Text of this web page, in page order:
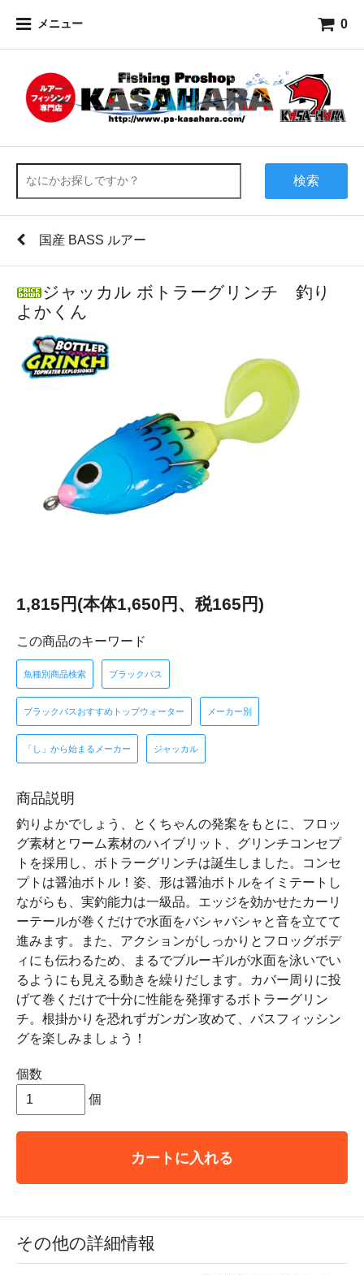
メニュー 0
検索
国産 BASS ルアー
ジャッカル ボトラーグリンチ 釣り
よかくん
1,815円(本体1,650円、税165円)
この商品のキーワード
魚種別商品検索 ブラックバス
ブラックバスおすすめトップウォーター メーカー別
「し」から始まるメーカー ジャッカル
商品説明
釣りよかでしょう、とくちゃんの発案をもとに、フロッ
グ素材とワーム素材のハイブリット、グリンチコンセプ
トを採用し、ボトラーグリンチは誕生しました。コンセ
プトは醤油ボトル！姿、形は醤油ボトルをイミテートし
ながらも、実釣能力は一級品。エッジを効かせたカーリ
ーテールが巻くだけで水面をバシャバシャと音を立てて
進みます。また、アクションがしっかりとフロッグボデ
ィにも伝わるため、まるでブルーギルが水面を泳いでい
るようにも見える動きを繰りだします。カバー周りに投
げて巻くだけで十分に性能を発揮するボトラーグリン
チ。根掛かりを恐れずガンガン攻めて、バスフィッシン
グを楽しみましょう！
個数
個
カートに入れる
その他の詳細情報